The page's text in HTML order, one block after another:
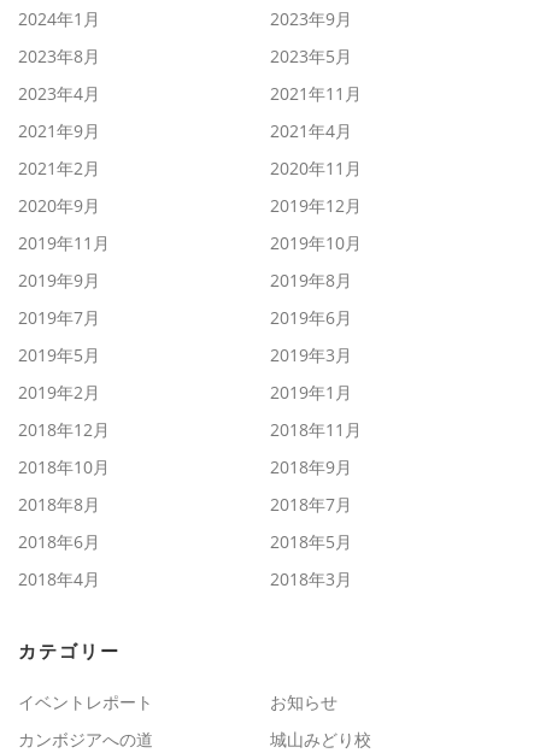
2024年1月
2023年9月
2023年8月
2023年5月
2023年4月
2021年11月
2021年9月
2021年4月
2021年2月
2020年11月
2020年9月
2019年12月
2019年11月
2019年10月
2019年9月
2019年8月
2019年7月
2019年6月
2019年5月
2019年3月
2019年2月
2019年1月
2018年12月
2018年11月
2018年10月
2018年9月
2018年8月
2018年7月
2018年6月
2018年5月
2018年4月
2018年3月
カテゴリー
イベントレポート
お知らせ
カンボジアへの道
城山みどり校